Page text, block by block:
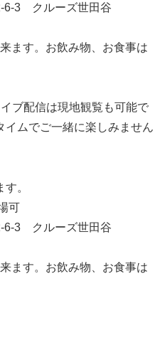
6-3 クルーズ世田谷
ます。お飲み物、お食事は
ブ配信は現地観覧も可能で
ムでご一緒に楽しみません
。
可
6-3 クルーズ世田谷
ます。お飲み物、お食事は